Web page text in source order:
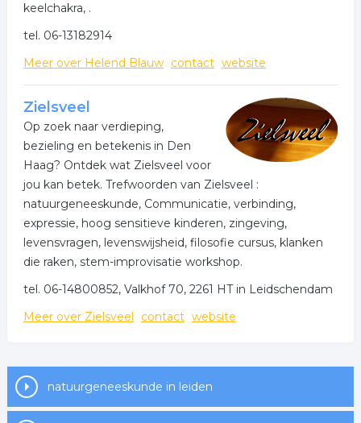
keelchakra, .
tel. 06-13182914
Meer over Helend Blauw contact website
Zielsveel
Op zoek naar verdieping,
bezieling en betekenis in Den
Haag? Ontdek wat Zielsveel voor
jou kan betek. Trefwoorden van Zielsveel :
natuurgeneeskunde, Communicatie, verbinding,
expressie, hoog sensitieve kinderen, zingeving,
levensvragen, levenswijsheid, filosofie cursus, klanken
die raken, stem-improvisatie workshop.
tel. 06-14800852, Valkhof 70, 2261 HT in Leidschendam
Meer over Zielsveel
contact website
natuurgeneeskunde in leiden